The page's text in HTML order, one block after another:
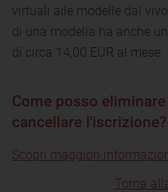
virtuali aile modelle dal
di una modella ha anche
di circa 14,00 EUR al mese.
Come posso
cancellare l'iscrizione?
Scopri maggiori
Torna